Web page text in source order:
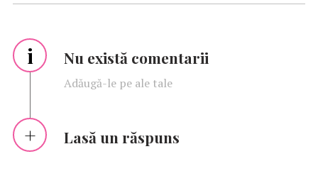
i Nu există comentarii
Adăugă-le pe ale tale
Lasă un răspuns